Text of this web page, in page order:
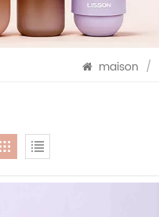
maison /